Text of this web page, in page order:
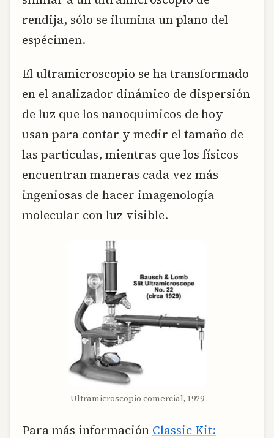
rendija, sólo se ilumina un plano del
espécimen.
El ultramicroscopio se ha transformado
en el analizador dinámico de dispersión
de luz que los nanoquímicos de hoy
usan para contar y medir el tamaño de
las partículas, mientras que los físicos
encuentran maneras cada vez más
ingeniosas de hacer imagenología
molecular con luz visible.
Ultramicroscopio comercial, 1929
Para más información Classic Kit: